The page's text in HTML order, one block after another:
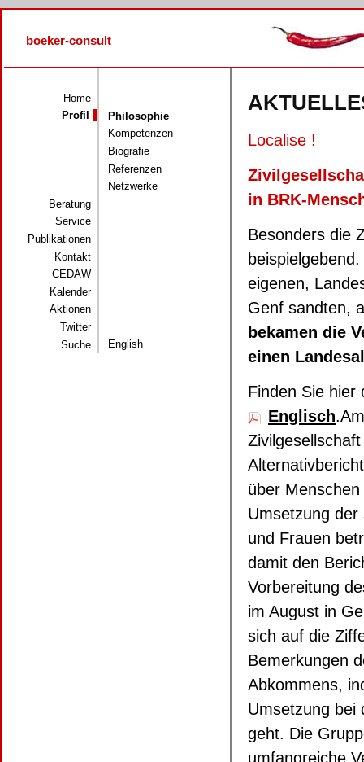
boeker-consult
Localise !
in BRK-
Besonders die
eigenen,
Genf sandten,
bekamen die
einen
Finden Sie
Englisch
über
Umsetzung
und Frauen
damit den
Vorbereitung
im August in
sich auf die
Bemerkungen
Abkommens,
Umsetzung bei
geht. Die
umfangreiche
Home
Profil
Philosophie
Kompetenzen
Biografie
Referenzen
Netzwerke
Beratung
Service
Publikationen
Kontakt
CEDAW
Kalender
Aktionen
Twitter
Suche
English